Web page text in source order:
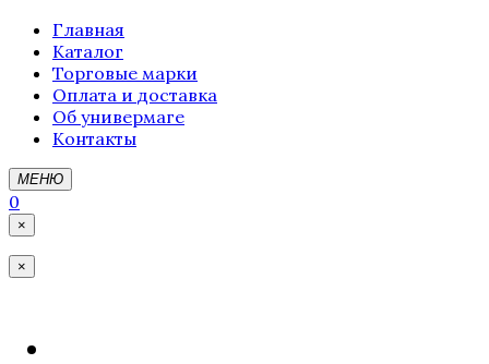
Главная
Каталог
Торговые марки
Оплата и доставка
Об универмаге
Контакты
МЕНЮ
0
×
×